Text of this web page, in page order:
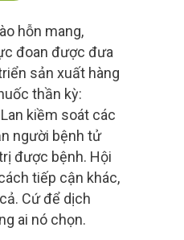
hỗn mang,
đoan được đưa
sản xuất hàng
thần kỳ:
kiềm soát các
người bệnh tử
được bệnh. Hội
tiếp cận khác,
Cứ để dịch
ai nó chọn.